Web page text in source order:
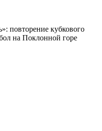
повторение кубкового
на Поклонной горе